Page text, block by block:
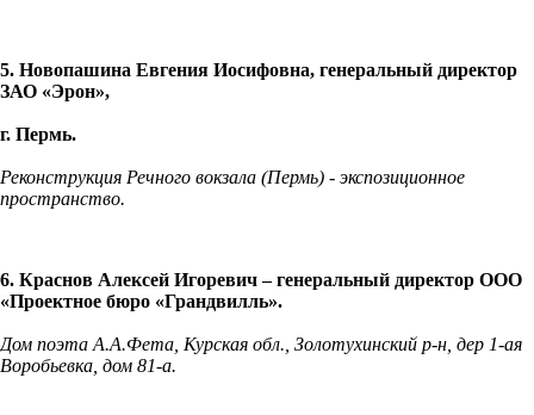
5. Новопашина Евгения Иосифовна, генеральный директор
ЗАО «Эрон»,
г. Пермь.
Реконструкция Речного вокзала (Пермь) - экспозиционное
пространство.
6. Краснов Алексей Игоревич – генеральный директор ООО
«Проектное бюро «Грандвилль».
Дом поэта А.А.Фета, Курская обл., Золотухинский р-н, дер 1-ая
Воробьевка, дом 81-а.